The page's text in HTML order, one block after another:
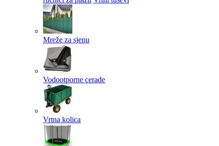
Mreže za sjenu
Vodootporne cerade
Vrtna kolica